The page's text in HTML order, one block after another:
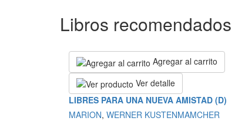
Libros
Agregar al carrito
Ver detalle
LIBRES PARA UNA NUEVA AMISTAD (D)
MARION, WERNER KUSTENMAMCHER